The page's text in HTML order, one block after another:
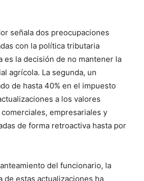
señala dos preocupaciones
con la política tributaria
es la decisión de no mantener la
agrícola. La segunda, un
de hasta 40% en el impuesto
a los valores
empresariales y
de forma retroactiva hasta por
del funcionario, la
de estas actualizaciones ha